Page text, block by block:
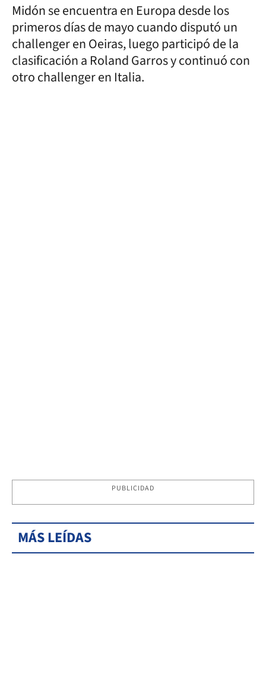
Midón se encuentra en Europa desde los
primeros días de mayo cuando disputó un
challenger en Oeiras, luego participó de la
clasificación a Roland Garros y continuó con
otro challenger en Italia.
PUBLICIDAD
MÁS LEÍDAS